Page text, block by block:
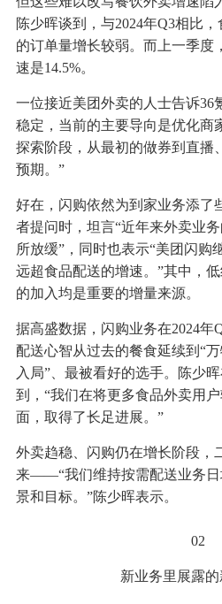
陈少晖谈到，与2024年Q3相比
的订单量增长较弱。而上一季度
速是14.5%。
一位接近美团外卖的人士告诉36
稳定，当前的主要导向是优化商
探索阶段，从最初的做券到直播
预期。”
好在，闪购依然为到家业务添了
者提问时，坦言“近年来外卖业
所放缓”，同时也表示“美团闪购
远超食品配送的增速。”其中，
的加入均是重要的增量来源。
据高盛数据，闪购业务在2024年
配送心智从过去的餐食延续到“
入局”、最被看好的选手。陈少
到，“我们在将更多食品外卖用
面，取得了长足进展。”
外卖趋稳、闪购仍在增长阶段，
来——“我们维持按需配送业务日
景和目标。”陈少晖表示。
02
新业务里展露